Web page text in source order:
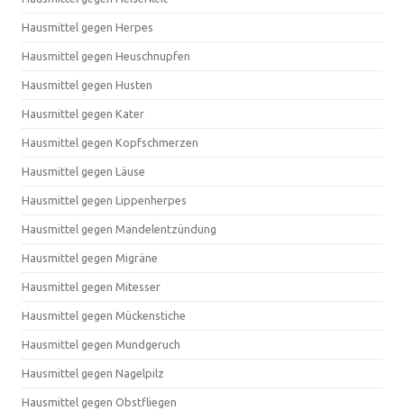
Hausmittel gegen Herpes
Hausmittel gegen Heuschnupfen
Hausmittel gegen Husten
Hausmittel gegen Kater
Hausmittel gegen Kopfschmerzen
Hausmittel gegen Läuse
Hausmittel gegen Lippenherpes
Hausmittel gegen Mandelentzündung
Hausmittel gegen Migräne
Hausmittel gegen Mitesser
Hausmittel gegen Mückenstiche
Hausmittel gegen Mundgeruch
Hausmittel gegen Nagelpilz
Hausmittel gegen Obstfliegen